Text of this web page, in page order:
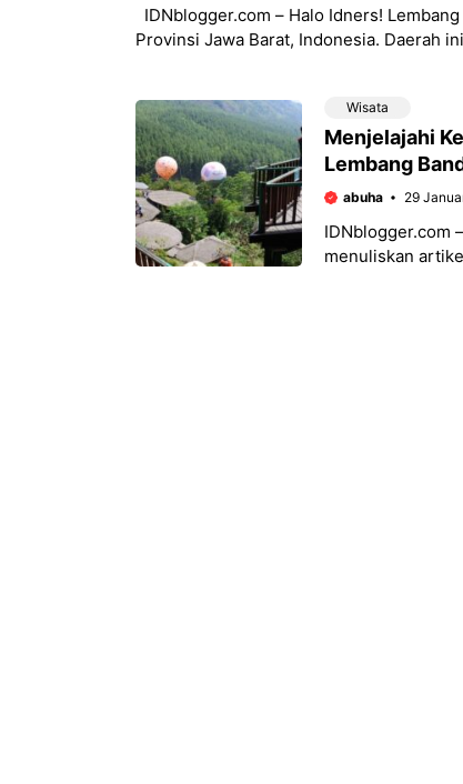
IDNblogger.com – Halo Idners!
Provinsi Jawa Barat, Indonesia. Daerah
Wisata
Menjelajahi
Lembang
abuha 29
IDNblogger.com
menuliskan